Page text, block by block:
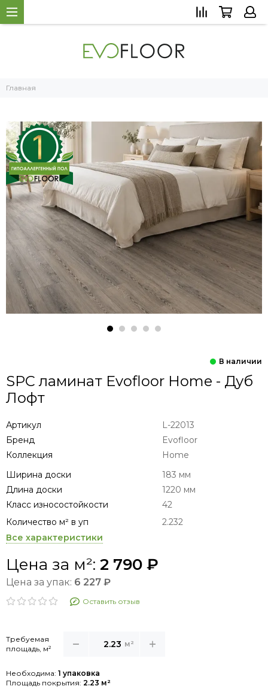
Главная
SPC ламинат Evofloor Home - Дуб
Лофт
Артикул
L-22013
Бренд
Evofloor
Коллекция
Home
Ширина доски
183 мм
Длина доски
1220 мм
Класс износостойкости
42
Количество м² в уп
2.232
Все характеристики
Цена за м²: 2 790 ₽
Цена за упак: 6 227 ₽
Оставить отзыв
Требуемая
площадь, м²
м²
Необходима: 1 упаковка
Площадь покрытия: 2.23 м²